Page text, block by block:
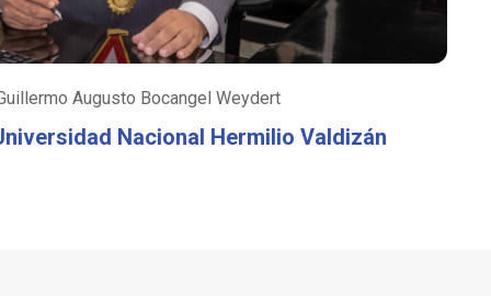
Augusto Bocangel Weydert
Nacional Hermilio Valdizán